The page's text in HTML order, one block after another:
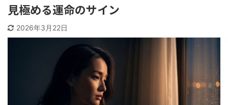
見極める運命のサイン
2026年3月22日